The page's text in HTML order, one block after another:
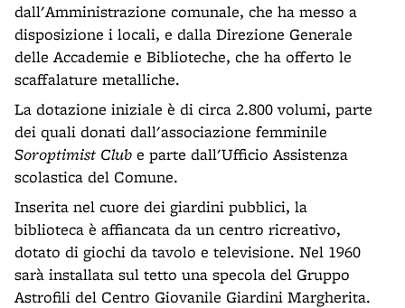
dall'Amministrazione comunale, che ha messo a
disposizione i locali, e dalla Direzione Generale
delle Accademie e Biblioteche, che ha offerto le
scaffalature metalliche.
La dotazione iniziale è di circa 2.800 volumi, parte
dei quali donati dall'associazione femminile
Soroptimist Club e parte dall'Ufficio Assistenza
scolastica del Comune.
Inserita nel cuore dei giardini pubblici, la
biblioteca è affiancata da un centro ricreativo,
dotato di giochi da tavolo e televisione. Nel 1960
sarà installata sul tetto una specola del Gruppo
Astrofili del Centro Giovanile Giardini Margherita.